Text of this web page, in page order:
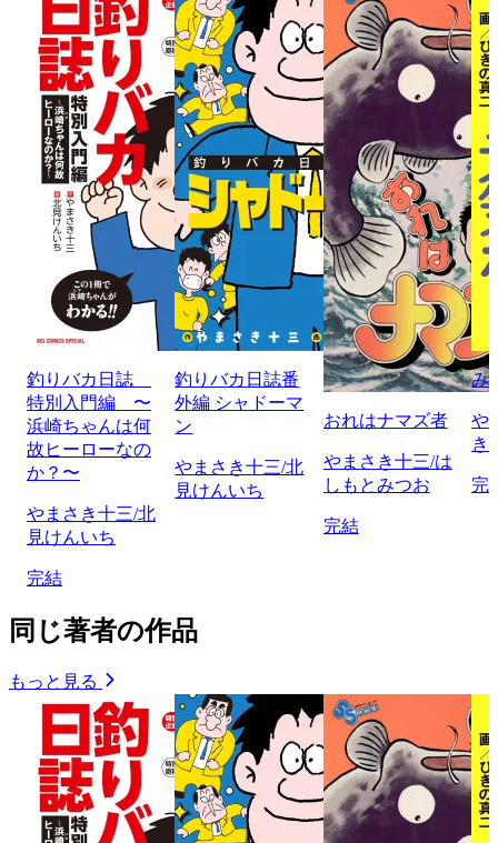
釣りバカ日誌
特別入門編 〜
浜崎ちゃんは何
故ヒーローなの
か？〜
やまさき十三/北
見けんいち
完結
釣りバカ日誌番
外編 シャドーマ
ン
やまさき十三/北
見けんいち
おれはナマズ者
やまさき十三/は
しもとみつお
完結
み
や
き
完
同じ著者の作品
もっと見る